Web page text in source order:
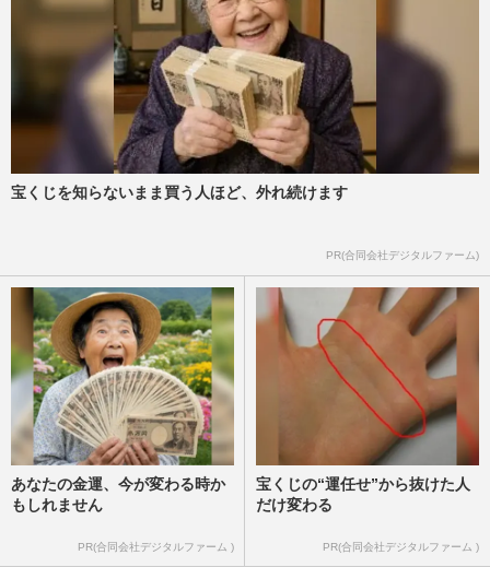
宝くじを知らないまま買う人ほど、外れ続けます
PR(合同会社デジタルファーム)
あなたの金運、今が変わる時か
もしれません
PR(合同会社デジタルファーム )
宝くじの“運任せ”から抜けた人
だけ変わる
PR(合同会社デジタルファーム )